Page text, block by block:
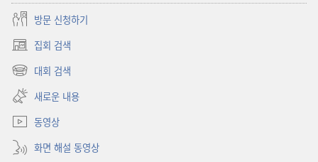
방문 신청하기
집회 검색
(새로운
창
대회 검색
(새로운
창
열기)
새로운 내용
동영상
화면 해설 동영상